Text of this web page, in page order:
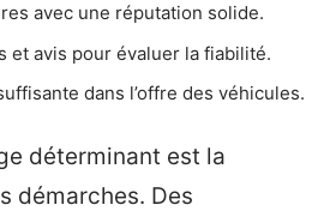
avec une réputation solide.
et avis pour évaluer la fiabilité.
dans l’offre des véhicules.
déterminant est la
démarches. Des